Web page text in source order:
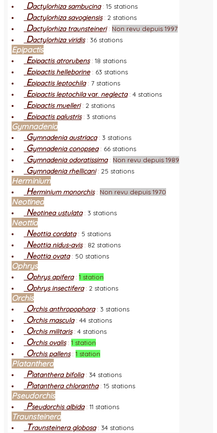
Dactylorhiza sambucina: 15 stations
Dactylorhiza savogiensis: 2 stations
Dactylorhiza traunsteineri: Non revu depuis 1997
Dactylorhiza viridis: 36 stations
Epipactis
Epipactis atrorubens: 18 stations
Epipactis helleborine: 63 stations
Epipactis leptochila: 7 stations
Epipactis leptochilavar. neglecta: 4 stations
Epipactis muelleri: 2 stations
Epipactis palustris: 3 stations
Gymnadenia
Gymnadenia austriaca: 3 stations
Gymnadenia conopsea: 66 stations
Gymnadenia odoratissima: Non revu depuis 1989
Gymnadenia rhellicani: 25 stations
Herminium
Herminium monorchis: Non revu depuis 1970
Neotinea
Neotinea ustulata: 3 stations
Neottia
Neottia cordata: 5 stations
Neottia nidus-avis: 82 stations
Neottia ovata: 50 stations
Ophrys
Ophrys apifera: 1 station
Ophrys insectifera: 2 stations
Orchis
Orchis anthropophora: 3 stations
Orchis mascula: 44 stations
Orchis militaris: 4 stations
Orchis ovalis: 1 station
Orchis pallens: 1 station
Platanthera
Platanthera bifolia: 34 stations
Platanthera chlorantha: 15 stations
Pseudorchis
Pseudorchis albida: 11 stations
Traunsteinera
Traunsteinera globosa: 34 stations